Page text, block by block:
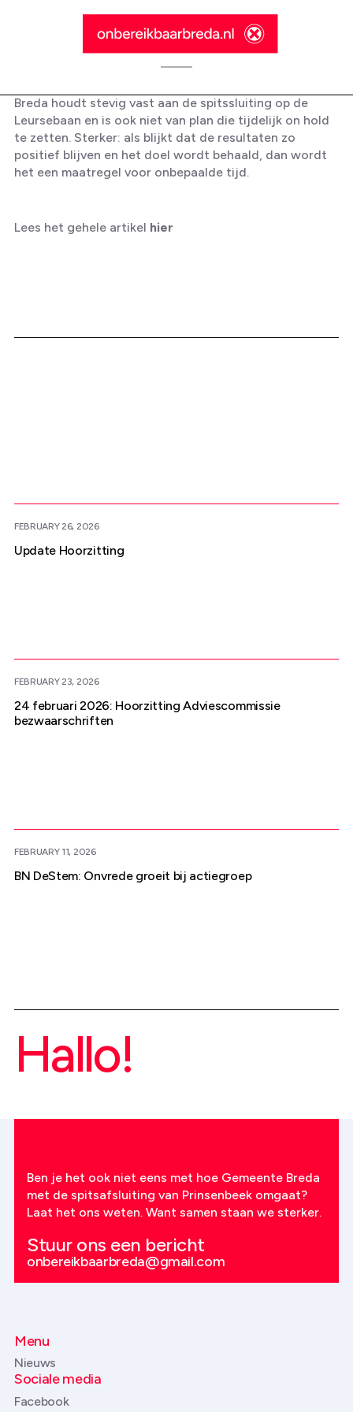
denkt Breda om de boel permanent
Breda houdt stevig vast aan de spitssluiting op de
Leursebaan en is ook niet van plan die tijdelijk on hold
te zetten. Sterker: als blijkt dat de resultaten zo
positief blijven en het doel wordt behaald, dan wordt
het een maatregel voor onbepaalde tijd.
Lees het gehele artikel hier
FEBRUARY 26, 2026
Update Hoorzitting
FEBRUARY 23, 2026
24 februari 2026: Hoorzitting Adviescommissie
bezwaarschriften
FEBRUARY 11, 2026
BN DeStem: Onvrede groeit bij actiegroep
Hallo!
Ben je het ook niet eens met hoe Gemeente Breda
met de spitsafsluiting van Prinsenbeek omgaat?
Laat het ons weten. Want samen staan we sterker.
Stuur ons een bericht
onbereikbaarbreda@gmail.com
Menu
Nieuws
Sociale media
Facebook